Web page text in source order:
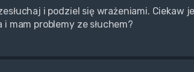
i podziel się wrażeniami.
mam problemy ze słuchem?